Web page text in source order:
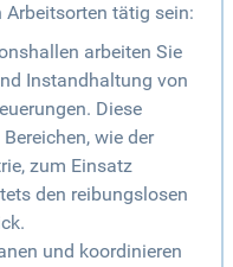
Arbeitsorten tätig sein:
arbeiten Sie
Instandhaltung von
Diese
wie der
zum Einsatz
den reibungslosen
und koordinieren